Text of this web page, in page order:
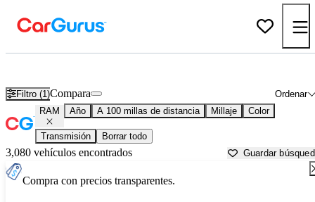
Filtro (1) Ordenar
Compara
RAM Año A 100 millas de distancia Millaje Color
Transmisión Borrar todo
3,080 vehículos encontrados Guardar
Compra con precios transparentes.